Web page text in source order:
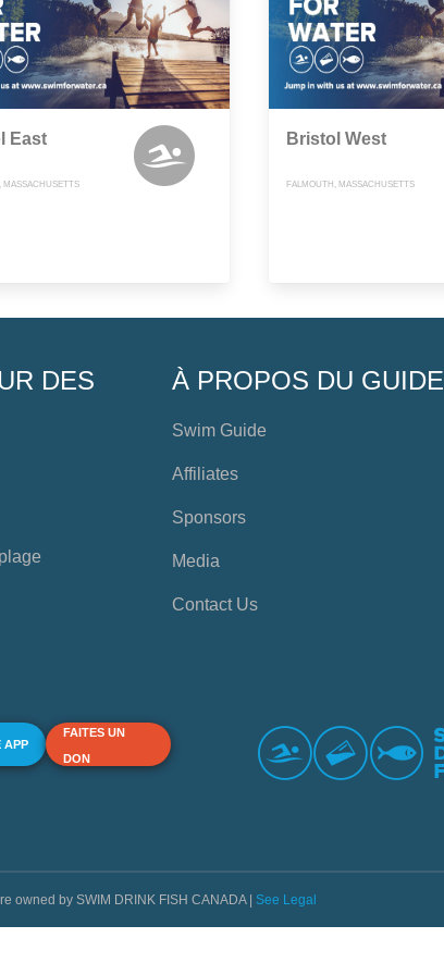
East
MASSACHUSETTS
Bristol West
FALMOUTH, MASSACHUSETTS
DES
À PROPOS DU GUIDE
Swim Guide
Affiliates
Sponsors
Media
Contact Us
APP
FAITES UN
DON
owned by SWIM DRINK FISH CANADA | See Legal